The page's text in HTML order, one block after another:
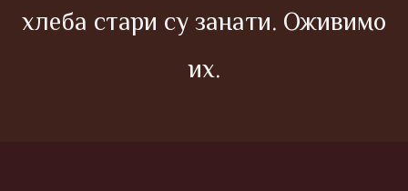
хлеба стари су занати. Оживимо
их.